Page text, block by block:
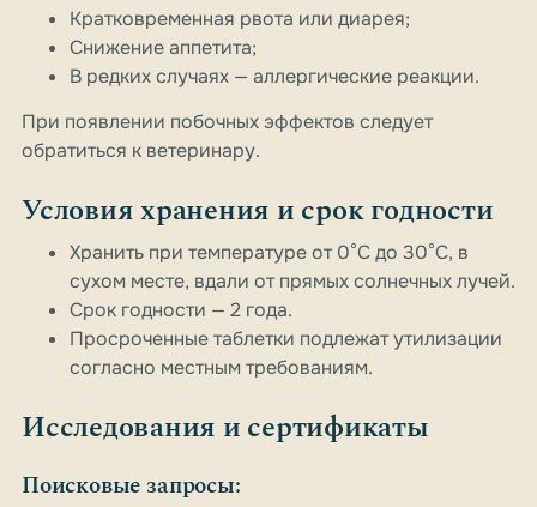
Кратковременная рвота или диарея;
Снижение аппетита;
В редких случаях — аллергические реакции.
При появлении побочных эффектов следует
обратиться к ветеринару.
Условия хранения и срок годности
Хранить при температуре от 0°C до 30°C, в
сухом месте, вдали от прямых солнечных лучей.
Срок годности — 2 года.
Просроченные таблетки подлежат утилизации
согласно местным требованиям.
Исследования и сертификаты
Поисковые запросы: